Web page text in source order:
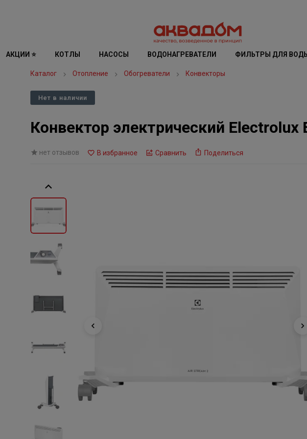
АКЦИИ ⭐ КОТЛЫ НАСОСЫ ВОДОНАГРЕВАТЕЛИ ФИЛЬТРЫ ДЛЯ ВОДЫ
Каталог Отопление Обогреватели Конвекторы
Нет в наличии
Конвектор электрический Electrolux
нет отзывов В избранное Сравнить Поделиться